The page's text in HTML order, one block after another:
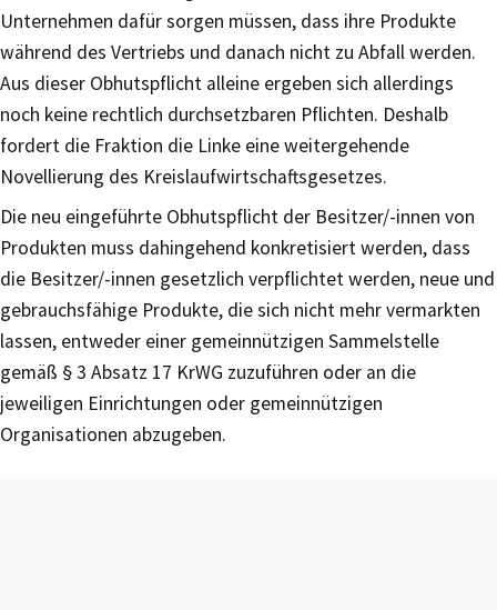
Unternehmen dafür sorgen müssen, dass ihre Produkte
während des Vertriebs und danach nicht zu Abfall werden.
Aus dieser Obhutspflicht alleine ergeben sich allerdings
noch keine rechtlich durchsetzbaren Pflichten. Deshalb
fordert die Fraktion die Linke eine weitergehende
Novellierung des Kreislaufwirtschaftsgesetzes.
Die neu eingeführte Obhutspflicht der Besitzer/-innen von
Produkten muss dahingehend konkretisiert werden, dass
die Besitzer/-innen gesetzlich verpflichtet werden, neue und
gebrauchsfähige Produkte, die sich nicht mehr vermarkten
lassen, entweder einer gemeinnützigen Sammelstelle
gemäß § 3 Absatz 17 KrWG zuzuführen oder an die
jeweiligen Einrichtungen oder gemeinnützigen
Organisationen abzugeben.